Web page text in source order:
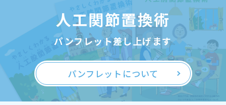
人工関節置換術
パンフレット差し上げます
パンフレットについて